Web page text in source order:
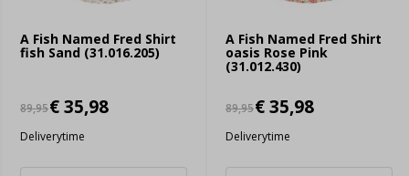
A Fish Named Fred Shirt
fish Sand (31.016.205)
89,95€ 35,98
Deliverytime
A Fish Named Fred Shirt
oasis Rose Pink
(31.012.430)
89,95€ 35,98
Deliverytime